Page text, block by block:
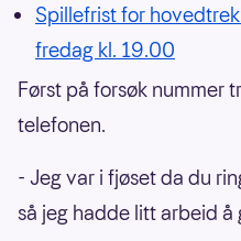
Spillefrist for
fredag kl. 19.00
Først på forsøk nummer
telefonen.
- Jeg var i fjøset da du
så jeg hadde litt arbeid